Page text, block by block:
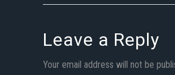
Leave a Reply
Your email address will not be